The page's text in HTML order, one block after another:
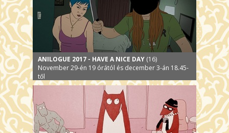
ANILOGUE 2017 - HAVE A NICE DAY (16)
November 29-én 19 órától és december 3-án 18.45-
től